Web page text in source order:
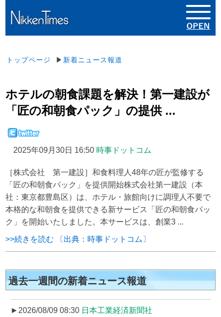
トップページ ▶ 新着ニュース報道
ホテルの朝食課題を解決！第一建設が
「匠の和朝食パック」の提供 ...
2025年09月30日 16:50 時事ドットコム
［株式会社 第一建設］和食料理人48年の匠が監修する
「匠の和朝食パック」を提供開始株式会社第一建設（本
社：東京都豊島区）は、ホテル・旅館向けに調理人不要で
本格的な和朝食を提供できる新サービス「匠の和朝食パッ
ク」を開始いたしました。本サービスは、創業3 ...
>>続きを読む 〔出典：時事ドットコム〕
過去一週間の新着ニュース報道
►2026/08/09 08:30 日本工業経済新聞社